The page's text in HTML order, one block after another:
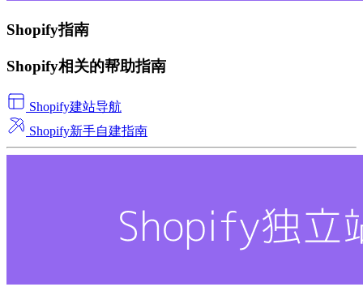
Shopify指南
Shopify相关的帮助指南
Shopify建站导航
Shopify新手自建指南